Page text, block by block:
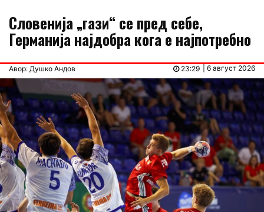
Словенија „гази“ се пред себе,
Германија најдобра кога е најпотребно
Авор: Душко Андов | 6 август 2026
23:29